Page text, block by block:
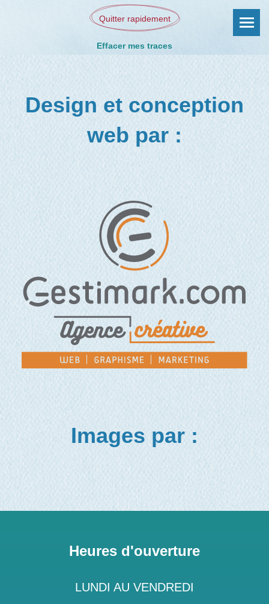
Quitter rapidement
Effacer mes traces
Design et conception
web par :
Images par :
Heures d'ouverture
LUNDI AU VENDREDI